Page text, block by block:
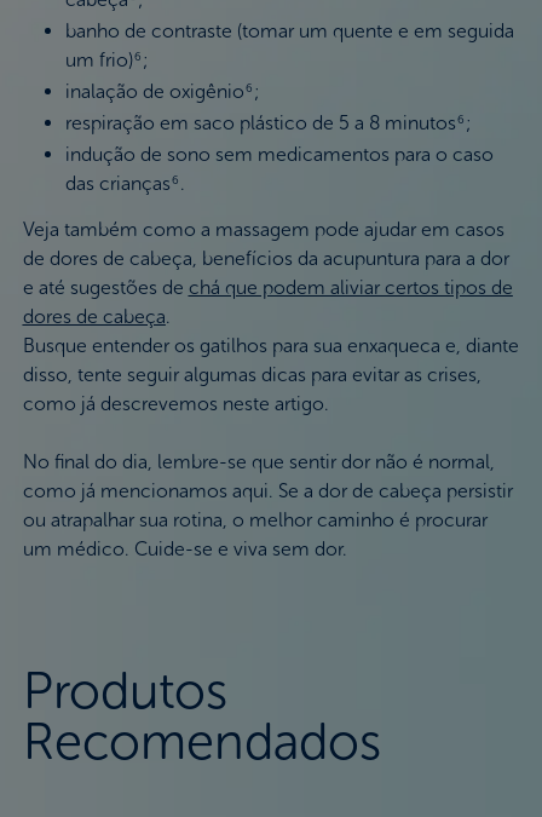
banho de contraste (tomar um quente e em seguida
um frio)6 ;
inalação de oxigênio6 ;
respiração em saco plástico de 5 a 8 minutos6 ;
indução de sono sem medicamentos para o caso
das crianças6 .
Veja também como a massagem pode ajudar em casos
de dores de cabeça, benefícios da acupuntura para a dor
e até sugestões de chá que podem aliviar certos tipos de
dores de cabeça.
Busque entender os gatilhos para sua enxaqueca e, diante
disso, tente seguir algumas dicas para evitar as crises,
como já descrevemos neste artigo.
No final do dia, lembre-se que sentir dor não é normal,
como já mencionamos aqui. Se a dor de cabeça persistir
ou atrapalhar sua rotina, o melhor caminho é procurar
um médico. Cuide-se e viva sem dor.
Produtos
Recomendados